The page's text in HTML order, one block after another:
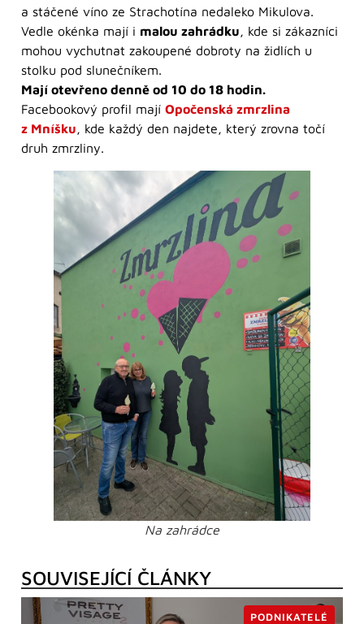
a stáčené víno ze Strachotína nedaleko Mikulova.
Vedle okénka mají i malou zahrádku, kde si zákazníci
mohou vychutnat zakoupené dobroty na židlích u
stolku pod slunečníkem.
Mají otevřeno denně od 10 do 18 hodin.
Facebookový profil mají Opočenská zmrzlina
z Mníšku, kde každý den najdete, který zrovna točí
druh zmrzliny.
Na zahrádce
SOUVISEJÍCÍ ČLÁNKY
PODNIKATELÉ